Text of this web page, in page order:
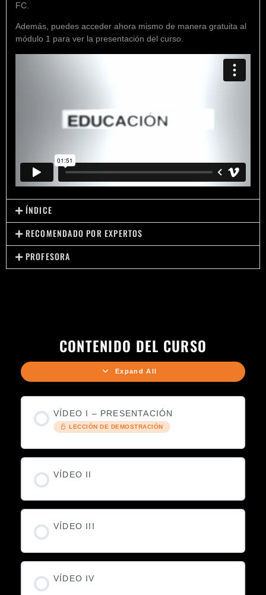
FC.
Además, puedes acceder ahora mismo de manera gratuita al
módulo 1 para ver la presentación del curso.
ÍNDICE
RECOMENDADO POR EXPERTOS
PROFESORA
CONTENIDO DEL CURSO
Expand All
VÍDEO I – PRESENTACIÓN
LECCIÓN DE DEMOSTRACIÓN
VÍDEO II
VÍDEO III
VÍDEO IV